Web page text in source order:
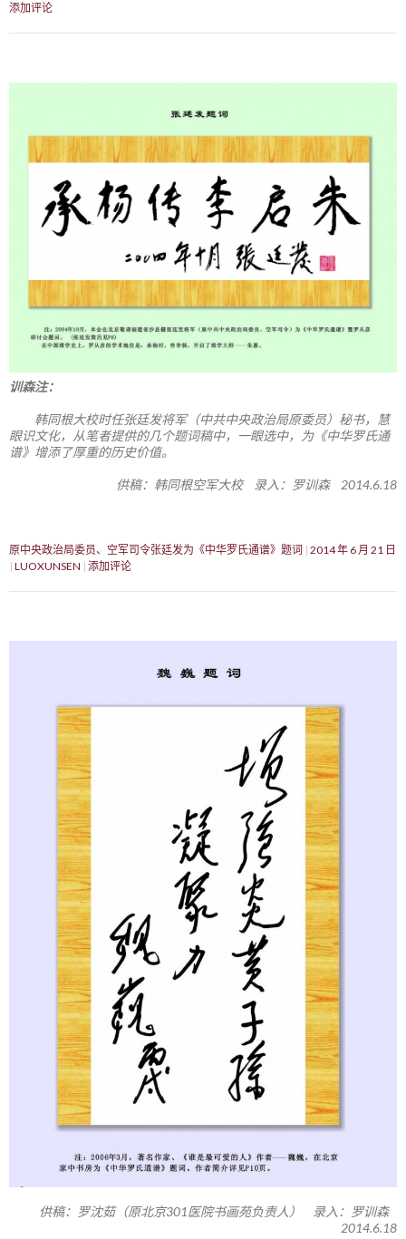
添加评论
训森注：
韩同根大校时任张廷发将军（中共中央政治局原委员）秘书，慧
眼识文化，从笔者提供的几个题词稿中，一眼选中，为《中华罗氏通
谱》增添了厚重的历史价值。
供稿：韩同根空军大校 录入：罗训森 2014.6.18
原中央政治局委员、空军司令张廷发为《中华罗氏通谱》题词 2014 年 6 月 21 日
LUOXUNSEN 添加评论
供稿：罗沈茹（原北京301医院书画苑负责人） 录入：罗训森
2014.6.18